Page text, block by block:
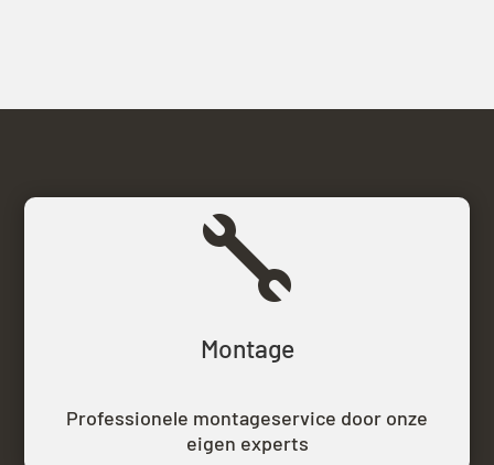

Montage
Professionele montageservice door onze
eigen experts